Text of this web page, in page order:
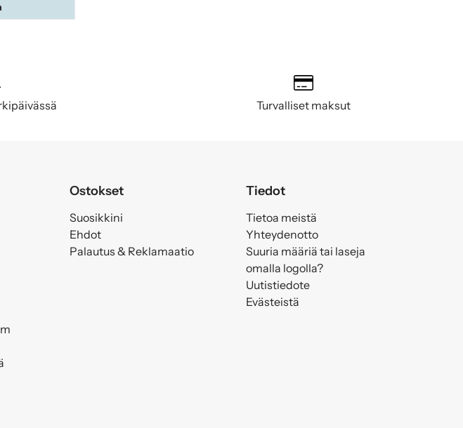
Turvalliset maksut
Ostokset
Suosikkini
Ehdot
Palautus & Reklamaatio
Tiedot
Tietoa meistä
Yhteydenotto
Suuria määriä tai laseja
omalla logolla?
Uutistiedote
Evästeistä